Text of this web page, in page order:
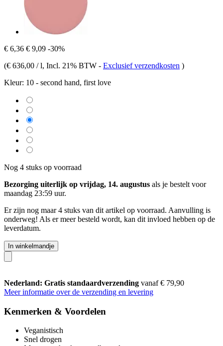
€ 6,36 € 9,09 -30%
(€ 636,00 / l, Incl. 21% BTW - Exclusief verzendkosten )
Kleur: 10 - second hand, first love
Nog 4 stuks op voorraad
Bezorging uiterlijk op vrijdag, 14. augustus als je bestelt voor
maandag 23:59 uur.
Er zijn nog maar 4 stuks van dit artikel op voorraad. Aanvulling is
onderweg! Als er meer besteld wordt, kan dit invloed hebben op de
leverdatum.
In winkelmandje
Nederland: Gratis standaardverzending vanaf € 79,90
Meer informatie over de verzending en levering
Kenmerken & Voordelen
Veganistisch
Snel drogen